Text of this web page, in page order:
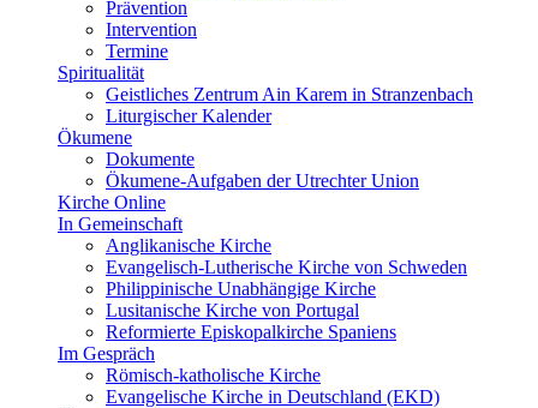
Prävention
Intervention
Termine
Spiritualität
Geistliches Zentrum Ain Karem in Stranzenbach
Liturgischer Kalender
Ökumene
Dokumente
Ökumene-Aufgaben der Utrechter Union
Kirche Online
In Gemeinschaft
Anglikanische Kirche
Evangelisch-Lutherische Kirche von Schweden
Philippinische Unabhängige Kirche
Lusitanische Kirche von Portugal
Reformierte Episkopalkirche Spaniens
Im Gespräch
Römisch-katholische Kirche
Evangelische Kirche in Deutschland (EKD)